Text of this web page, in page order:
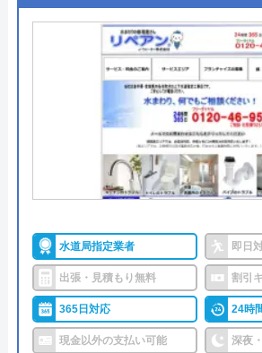
水の生活救急車の基本情報
株式会社生活救急車
楯広長
〒460-0008
名古屋市中区栄1丁
対応エリア 全国（一部地域を除
●定休日 ―
●出張見積もり 出張：3,300円
現金
●累計実績 ―
●保証・保険 ―
詳細は公式
総合メンテナンスがおすすめ
総合メンテナンスは埼玉県さいた
じめて、いまでは千葉、神奈川、
道にまで営業所を拡大している水
水道局指定業者 即日
出張・見積もり無料 割引
365日対応 24時
現金以外の支払い可能 深夜